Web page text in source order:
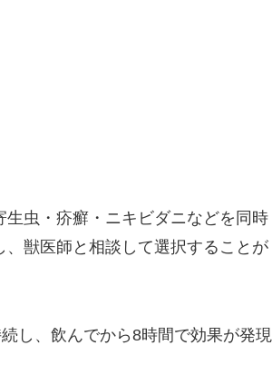
生虫・疥癬・ニキビダニなどを同時
獣医師と相談して選択することが
し、飲んでから8時間で効果が発現